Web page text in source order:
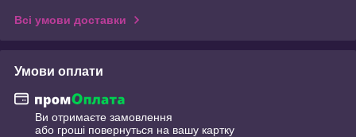
Всі умови доставки
Умови оплати
Ви отримаєте замовлення
або гроші повернуться на вашу картку